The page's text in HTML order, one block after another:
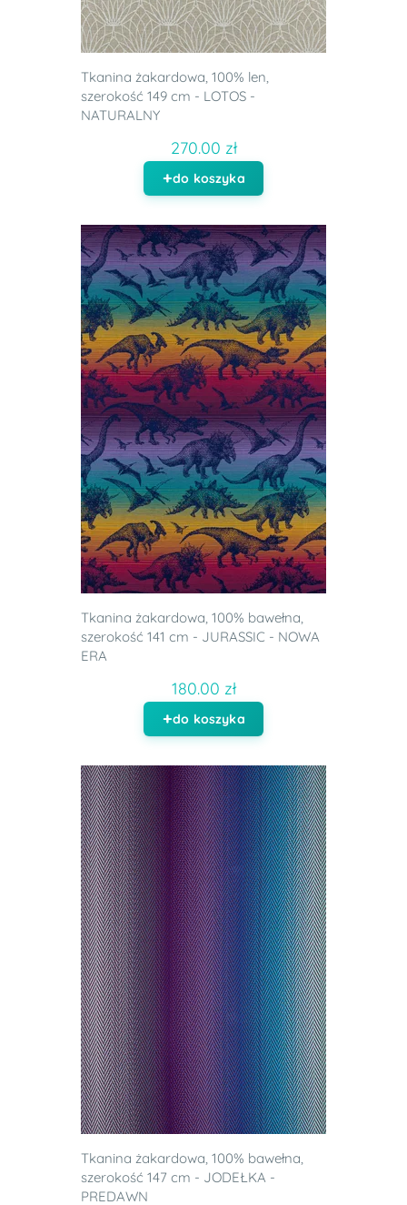
Tkanina żakardowa, 100% len,
szerokość 149 cm - LOTOS -
NATURALNY
270.00 zł
do koszyka
Tkanina żakardowa, 100% bawełna,
szerokość 141 cm - JURASSIC - NOWA
ERA
180.00 zł
do koszyka
Tkanina żakardowa, 100% bawełna,
szerokość 147 cm - JODEŁKA -
PREDAWN